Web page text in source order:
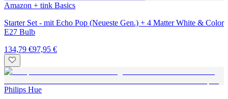
Amazon + tink Basics
Starter Set - mit Echo Pop (Neueste Gen.) + 4 Matter White & Color
E27 Bulb
134,79 €97,95 €
Philips Hue